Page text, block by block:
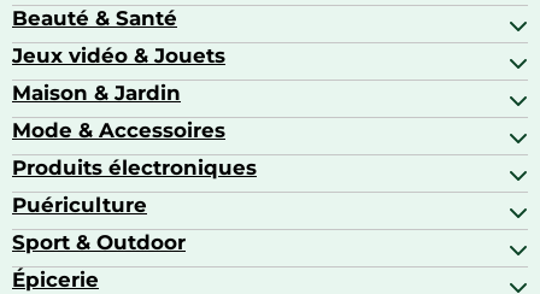
Aquariophilie
Colliers GPS
Accessoires auto
Attelage & portage
Autoradios
Beauté & Santé
Alimentation bébé
Amour & contraception
Appareils de coiffure
Jeux vidéo & Jouets
Accessoires de gaming
Consoles de jeux
Drones
Maison & Jardin
Ameublement
Articles de cuisine & d'entretien ménager
Aspirateurs souffleurs
Mode & Accessoires
Accessoires de mode
Arts textiles
Bagages
Produits électroniques
Accessoires smartphones
Appareils photo hybrides
Appareils photo numériques
Puériculture
Chaises hautes
Jouets
Sport & Outdoor
Appareils de fitness
Épicerie